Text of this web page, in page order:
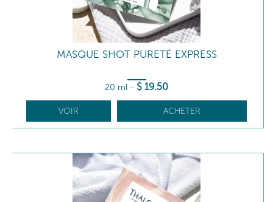
MASQUE SHOT PURETÉ EXPRESS
20 ml - $ 19.50
VOIR ACHETER